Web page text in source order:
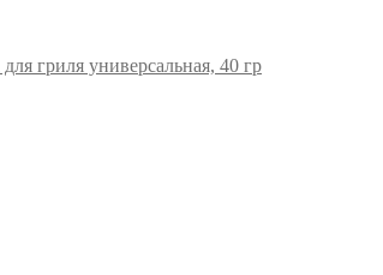
гриля универсальная, 40 гр